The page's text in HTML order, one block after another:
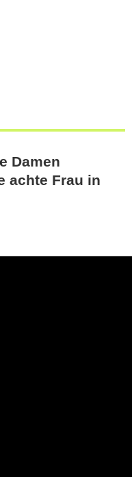
Damen
achte Frau in